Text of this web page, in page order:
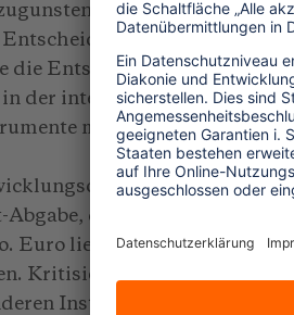
der Bekämpfung
der
die Entscheidung
der internationalen
mitwirken.
deren Aufkommen in
Euro liegen würde, dürften
Kritisiert wird auch, dass
Instrumenten viel zu